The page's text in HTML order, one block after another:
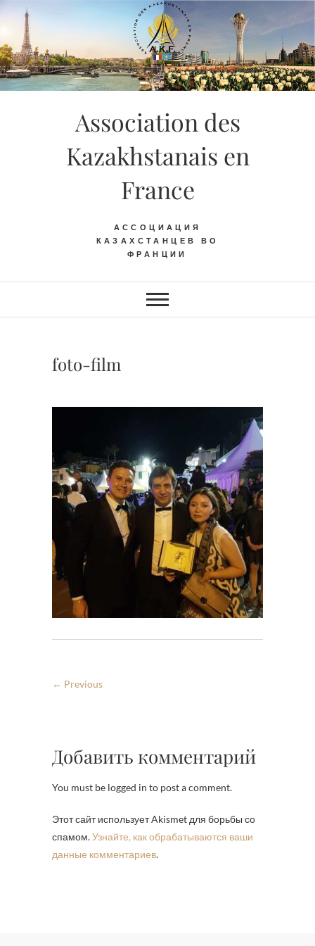
Skip
content
Association des
Kazakhstanais en
France
АССОЦИАЦИЯ
КАЗАХСТАНЦЕВ ВО
ФРАНЦИИ
foto-film
← Previous
Добавить комментарий
You must be logged in to post a comment.
Этот сайт использует Akismet для борьбы со
спамом.Узнайте, как обрабатываются ваши
данные комментариев.